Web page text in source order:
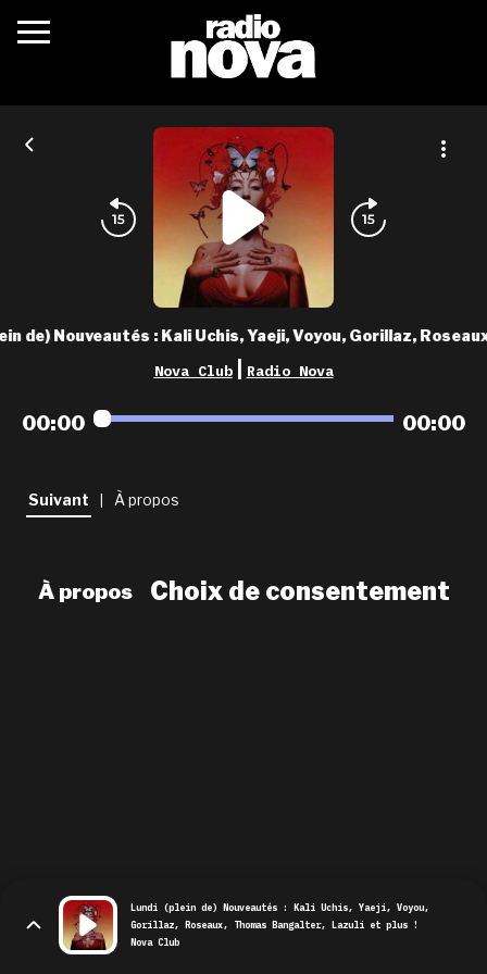
c’était quoi ?
podcasts
fréquences
nova aime
les grilles
playlists
newsletter
de) Nouveautés : Kali Uchis, Yaeji, Voyou, Gorillaz,
Nova Club Radio Nova
00:00 00:00
Suivant À propos
À propos Choix de consentement
Lundi (plein de) Nouveautés : Kali Uchis, Yaeji, Voyou,
Gorillaz, Roseaux, Thomas Bangalter, Lazuli et plus !
Nova Club